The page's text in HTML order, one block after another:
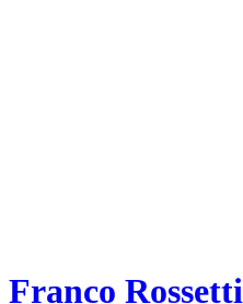
Franco Rossetti